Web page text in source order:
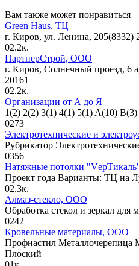
Вам также может понравиться
Green Haus, ТЦ
г. Киров, ул. Ленина, 205(8332)
02.2к.
ПартнерСтрой, ООО
г. Киров, Солнечный проезд, 6
20161
02.2к.
Организации от А до Я
1(2) 2(2) 3(1) 4(1) 5(1) A(10)
0273
Электротехнические и
Рубрикатор
0356
Натяжные потолки
Проект года Варианты: ТЦ на
02.3к.
Алмаз-стекло, ООО
Обработка стекол и зеркал для
0242
Кровельные материалы, ООО
Профнастил Металлочерепица
Плоский